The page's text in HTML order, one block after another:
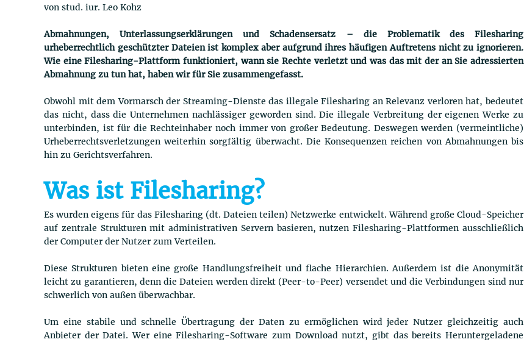
von stud. iur. Leo Kohz
Abmahnungen, Unterlassungserklärungen und Schadensersatz – die Problematik des Filesharing
urheberrechtlich geschützter Dateien ist komplex aber aufgrund ihres häufigen Auftretens nicht zu ignorieren.
Wie eine Filesharing-Plattform funktioniert, wann sie Rechte verletzt und was das mit der an Sie adressierten
Abmahnung zu tun hat, haben wir für Sie zusammengefasst.
Obwohl mit dem Vormarsch der Streaming-Dienste das illegale Filesharing an Relevanz verloren hat, bedeutet
das nicht, dass die Unternehmen nachlässiger geworden sind. Die illegale Verbreitung der eigenen Werke zu
unterbinden, ist für die Rechteinhaber noch immer von großer Bedeutung. Deswegen werden (vermeintliche)
Urheberrechtsverletzungen weiterhin sorgfältig überwacht. Die Konsequenzen reichen von Abmahnungen bis
hin zu Gerichtsverfahren.
Was ist Filesharing?
Es wurden eigens für das Filesharing (dt. Dateien teilen) Netzwerke entwickelt. Während große Cloud-Speicher
auf zentrale Strukturen mit administrativen Servern basieren, nutzen Filesharing-Plattformen ausschließlich
der Computer der Nutzer zum Verteilen.
Diese Strukturen bieten eine große Handlungsfreiheit und flache Hierarchien. Außerdem ist die Anonymität
leicht zu garantieren, denn die Dateien werden direkt (Peer-to-Peer) versendet und die Verbindungen sind nur
schwerlich von außen überwachbar.
Um eine stabile und schnelle Übertragung der Daten zu ermöglichen wird jeder Nutzer gleichzeitig auch
Anbieter der Datei. Wer eine Filesharing-Software zum Download nutzt, gibt das bereits Heruntergeladene